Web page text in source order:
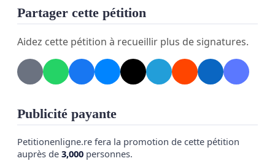
Partager cette pétition
Aidez cette pétition à recueillir plus de signatures.
Publicité payante
Petitionenligne.re fera la promotion de cette pétition
auprès de 3,000 personnes.